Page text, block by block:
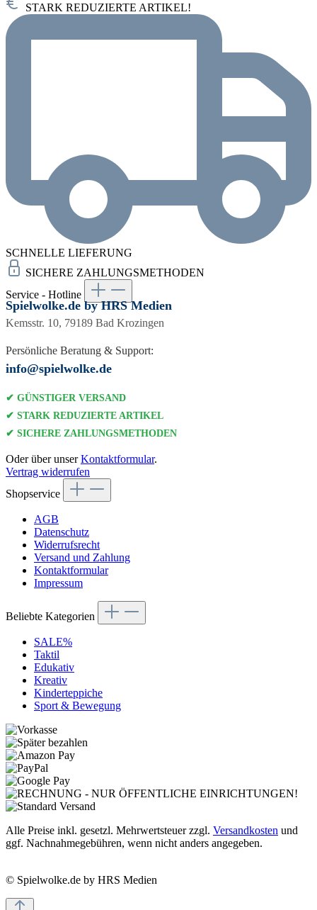
STARK REDUZIERTE ARTIKEL!
SCHNELLE LIEFERUNG
SICHERE ZAHLUNGSMETHODEN
Service - Hotline
Spielwolke.de by HRS Medien
Kemsstr. 10, 79189 Bad Krozingen
Persönliche Beratung & Support:
info@spielwolke.de
✔ GÜNSTIGER VERSAND
✔ STARK REDUZIERTE ARTIKEL
✔ SICHERE ZAHLUNGSMETHODEN
Oder über unserKontaktformular.
Vertrag widerrufen
Shopservice
AGB
Datenschutz
Widerrufsrecht
Versand und Zahlung
Kontaktformular
Impressum
Beliebte Kategorien
SALE%
Taktil
Edukativ
Kreativ
Kinderteppiche
Sport & Bewegung
Alle Preise inkl. gesetzl. Mehrwertsteuer zzgl. Versandkosten und
ggf. Nachnahmegebühren, wenn nicht anders angegeben.
© Spielwolke.de by HRS Medien